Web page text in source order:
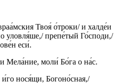
Твоя́ о́троки/ и халде́и
уловля́ше,/ препе́тый Го́споди,/
еси́.
Мела́ние, моли́ Бо́га о на́с.
нося́щи, Богоно́сная,/